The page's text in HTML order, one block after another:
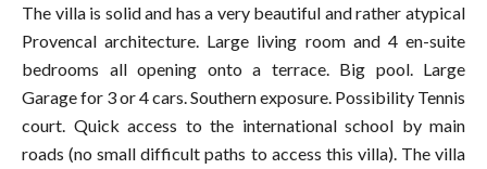
The villa is solid and has a very beautiful and rather atypical
Provencal architecture. Large living room and 4 en-suite
bedrooms all opening onto a terrace. Big pool. Large
Garage for 3 or 4 cars. Southern exposure. Possibility Tennis
court. Quick access to the international school by main
roads (no small difficult paths to access this villa). The villa